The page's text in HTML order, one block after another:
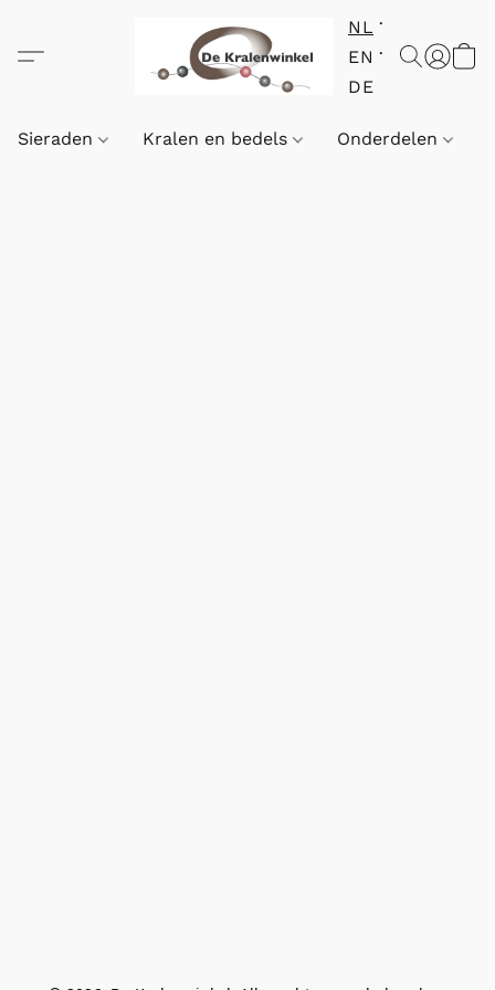
NL
EN
DE
Sieraden Kralen en bedels Onderdelen